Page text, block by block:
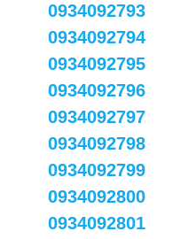
0934092793
0934092794
0934092795
0934092796
0934092797
0934092798
0934092799
0934092800
0934092801